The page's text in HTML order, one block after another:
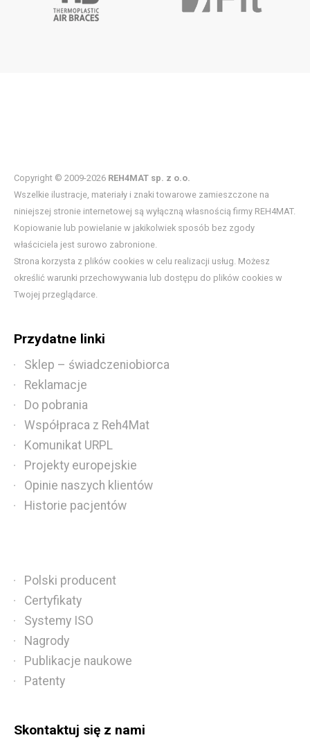
Copyright © 2009-2026 REH4MAT sp. z o.o.
Wszelkie ilustracje, materiały i znaki towarowe zamieszczone na
niniejszej stronie internetowej są wyłączną własnością firmy REH4MAT.
Kopiowanie lub powielanie w jakikolwiek sposób bez zgody
właściciela jest surowo zabronione.
Strona korzysta z plików cookies w celu realizacji usług. Możesz
określić warunki przechowywania lub dostępu do plików cookies w
Twojej przeglądarce.
Przydatne linki
Sklep – świadczeniobiorca
Reklamacje
Do pobrania
Współpraca z Reh4Mat
Komunikat URPL
Projekty europejskie
Opinie naszych klientów
Historie pacjentów
Polski producent
Certyfikaty
Systemy ISO
Nagrody
Publikacje naukowe
Patenty
Skontaktuj się z nami